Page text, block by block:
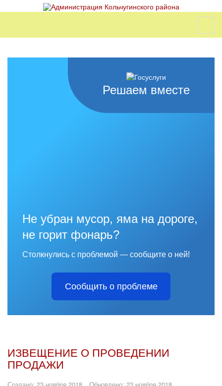
Решаем вместе
Не убран мусор, яма на дороге,
не горит фонарь?
Столкнулись с проблемой — сообщите о ней!
Сообщить о проблеме
ИЗВЕЩЕНИЕ О ПРОВЕДЕНИИ
ПРОДАЖИ